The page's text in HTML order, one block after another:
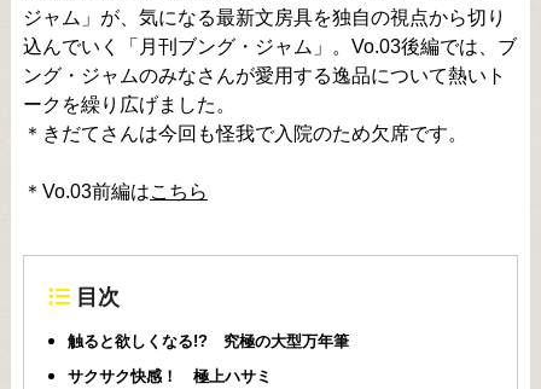
ジャム」が、気になる最新文房具を独自の視点から切り
込んでいく「月刊ブング・ジャム」。Vo.03後編では、ブ
ング・ジャムのみなさんが愛用する逸品について熱いト
ークを繰り広げました。
＊きだてさんは今回も怪我で入院のため欠席です。
＊Vo.03前編はこちら
目次
触ると欲しくなる!? 究極の大型万年筆
サクサク快感！ 極上ハサミ